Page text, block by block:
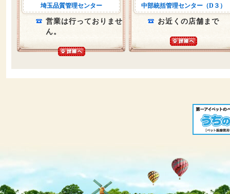
埼玉品質管理センター
営業は行っておりませ
ん。
中部統括管理センター（D３）
お近くの店舗まで